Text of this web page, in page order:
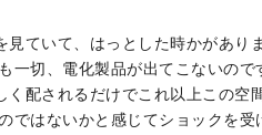
見ていて、はっとした時かがあ
一切、電化製品が出てこないの
配されるだけでこれ以上この
ではないかと感じてショックを